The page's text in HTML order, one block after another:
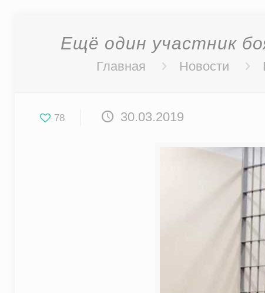
Ещё один участник
Главная Новости
78 30.03.2019